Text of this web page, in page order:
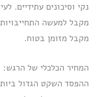
נקי וסיכונים עתידיים.
מקבל למעשה
מקבל מזומן בטוח.
המחיר הכלכלי של
ההפסד השקט הגדול